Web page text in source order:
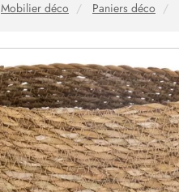
Mobilier déco Paniers déco